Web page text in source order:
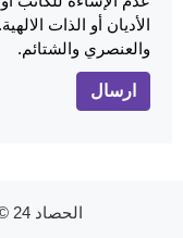
الأديان أو الذات
والعنصري والشتائم.
الحصاد 24
© 2026